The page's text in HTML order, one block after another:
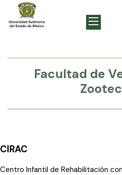
Facultad de
CIRAC
Centro Infantil de Rehabilitación